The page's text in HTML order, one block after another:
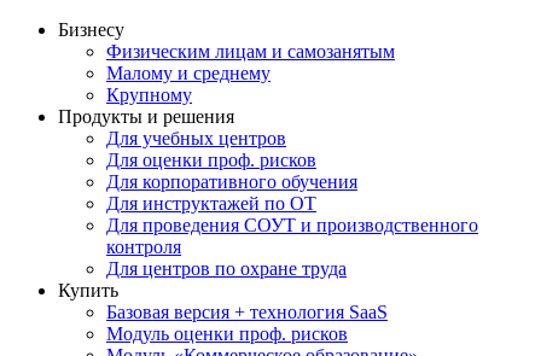
Бизнесу
Физическим лицам и самозанятым
Малому и среднему
Крупному
Продукты и решения
Для учебных центров
Для оценки проф. рисков
Для корпоративного обучения
Для инструктажей по ОТ
Для проведения СОУТ и производственного
контроля
Для центров по охране труда
Купить
Базовая версия + технология SaaS
Модуль оценки проф. рисков